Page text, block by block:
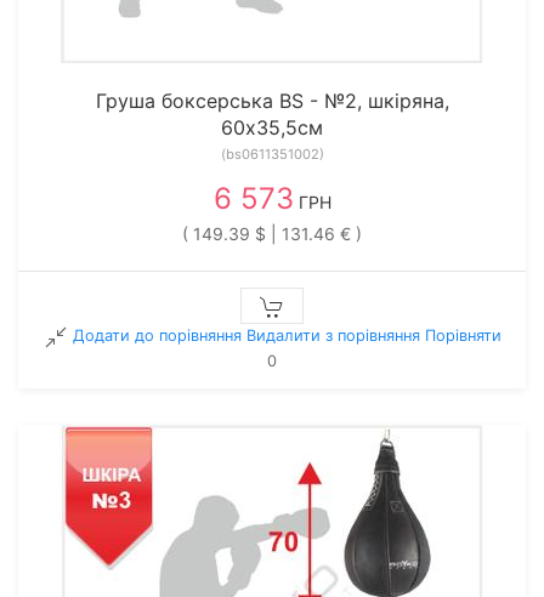
Груша боксерська BS - №2, шкіряна,
60х35,5см
(bs0611351002)
6 573 ГРН
( 149.39 $ | 131.46 € )
Додати до порівняння Видалити з порiвняння Порівняти
0